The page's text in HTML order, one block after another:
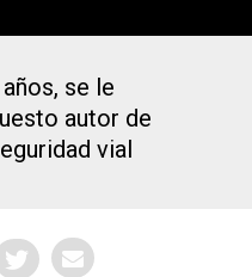
se le
autor de
vial